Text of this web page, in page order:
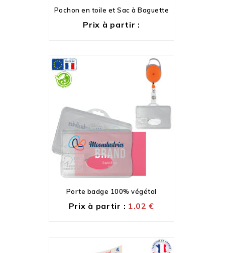
Pochon en toile et Sac à Baguette
Prix à partir :
Porte badge 100% végétal
Prix à partir : 1.02€